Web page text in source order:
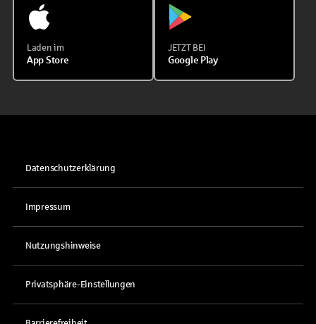
Laden im
App Store
JETZT BEI
Google Play
Datenschutzerklärung
Impressum
Nutzungshinweise
Privatsphäre-Einstellungen